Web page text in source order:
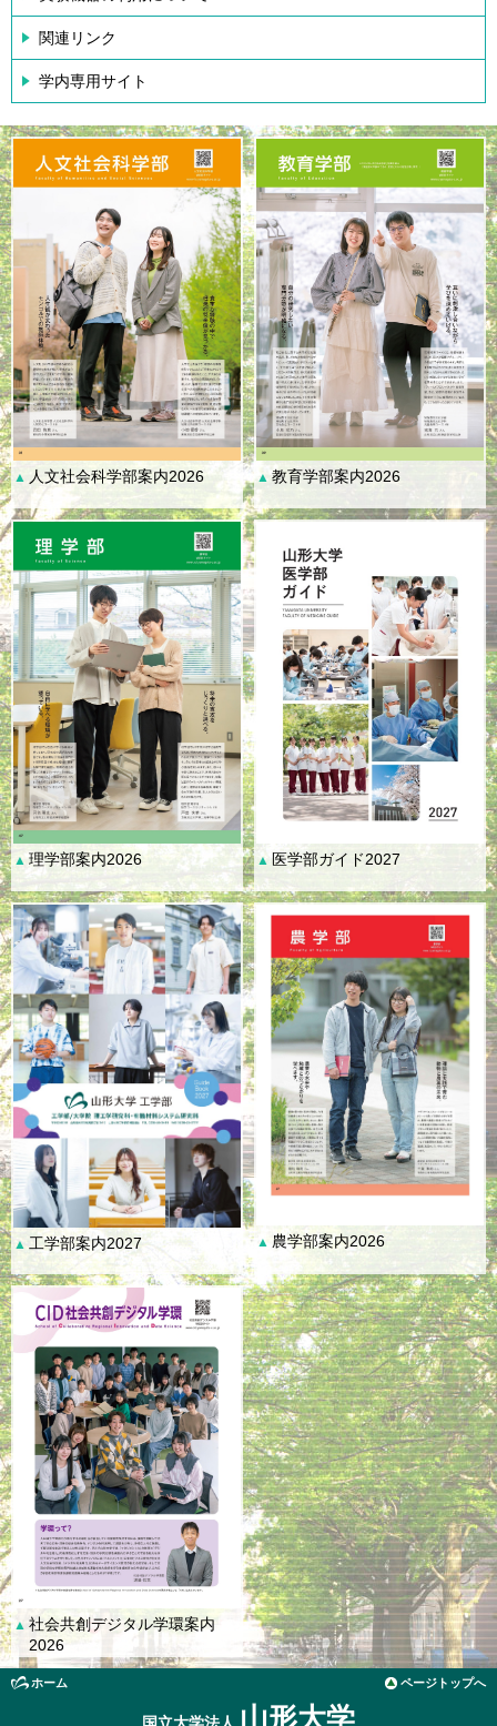
関連リンク
学内専用サイト
▲ 人文社会科学部案内2026 ▲ 教育学部案内2026
▲理学部案内2026 ▲ 医学部ガイド2027
▲ 工学部案内2027 ▲ 農学部案内2026
▲ 社会共創デジタル学環案内
2026
ホーム ページトップへ
山形大学